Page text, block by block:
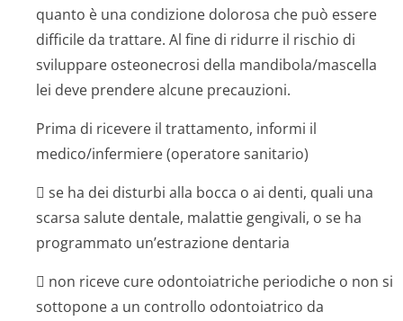
quanto è una condizione dolorosa che può essere
difficile da trattare. Al fine di ridurre il rischio di
sviluppare osteonecrosi della mandibola/mascella
lei deve prendere alcune precauzioni.
Prima di ricevere il trattamento, informi il
medico/infermiere (operatore sanitario)
 se ha dei disturbi alla bocca o ai denti, quali una
scarsa salute dentale, malattie gengivali, o se ha
programmato un’estrazione dentaria
 non riceve cure odontoiatriche periodiche o non si
sottopone a un controllo odontoiatrico da